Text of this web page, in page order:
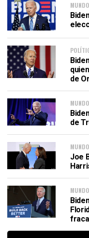
MUNDO
de
MUNDO
de
MUNDO
Joe
MUNDO